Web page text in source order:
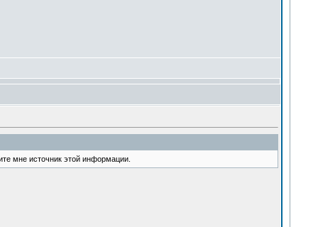
мне источник этой информации.